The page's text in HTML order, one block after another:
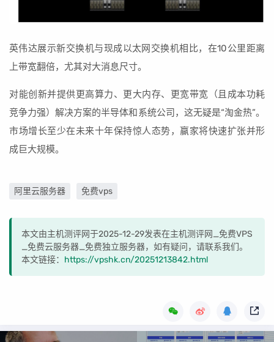
英伟达展示新交换机与现成以太网交换机相比，在10公里距离
上带宽翻倍，尤其对大消息尺寸。
对能创新并提供更高算力、更大内存、更宽带宽（且成本功耗
竞争力强）解决方案的半导体和系统公司，这无疑是“淘金热”。
市场增长至少在未来十年保持惊人态势，赢家将快速扩张并形
成巨大规模。
阿里云服务器 免费vps
本文由主机测评网于2025-12-29发表在主机测评网_免费VPS
_免费云服务器_免费独立服务器，如有疑问，请联系我们。
本文链接： https://vpshk.cn/20251213842.html